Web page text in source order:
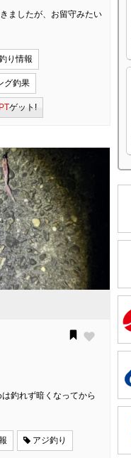
ましたが、お留守みたい
り情報
グ釣果
ゲット!
釣れず暗くなってから
アジ釣り